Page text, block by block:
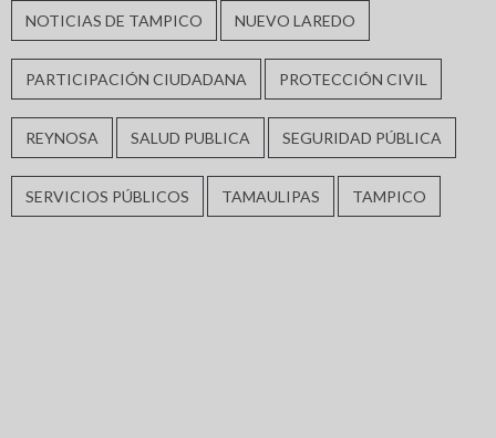
NOTICIAS DE TAMPICO NUEVO LAREDO
PARTICIPACIÓN CIUDADANA PROTECCIÓN CIVIL
REYNOSA SALUD PUBLICA SEGURIDAD PÚBLICA
SERVICIOS PÚBLICOS TAMAULIPAS TAMPICO